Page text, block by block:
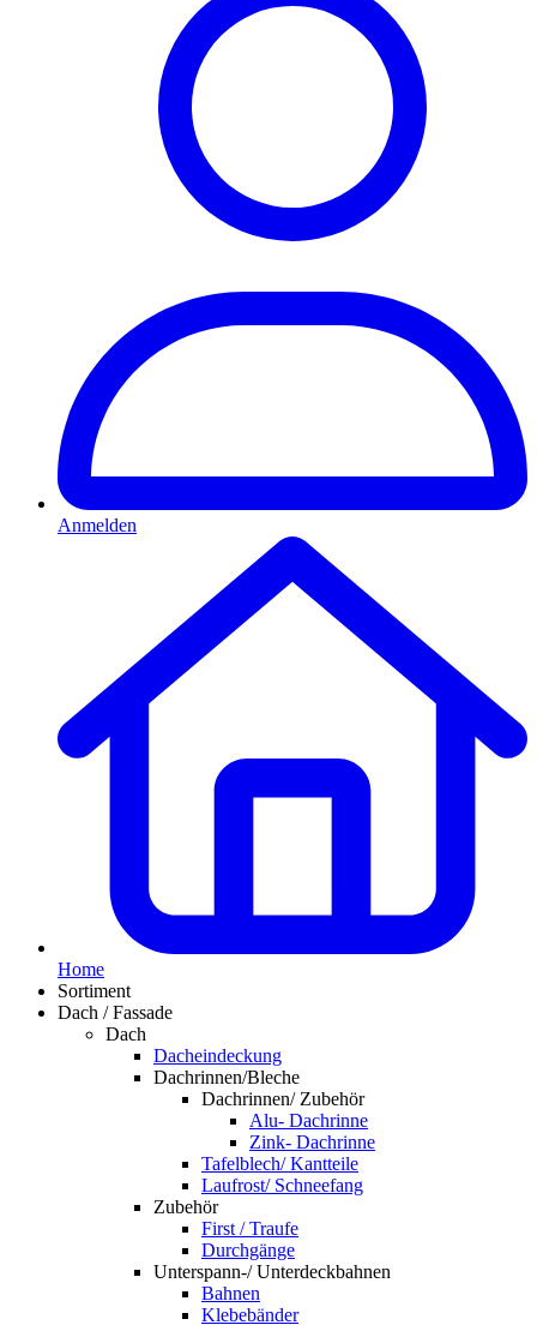
Anmelden
Home
Sortiment
Dach / Fassade
Dach
Dacheindeckung
Dachrinnen/Bleche
Dachrinnen/ Zubehör
Alu- Dachrinne
Zink- Dachrinne
Tafelblech/ Kantteile
Laufrost/ Schneefang
Zubehör
First / Traufe
Durchgänge
Unterspann-/ Unterdeckbahnen
Bahnen
Klebebänder